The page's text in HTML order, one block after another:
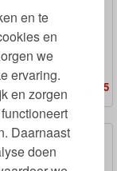
en te
en
we
ervaring.
en zorgen
Daarnaast
doen
Bloemzaadjes
Afbreekbaar
25